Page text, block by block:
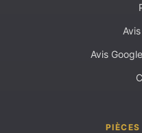
Avis Google